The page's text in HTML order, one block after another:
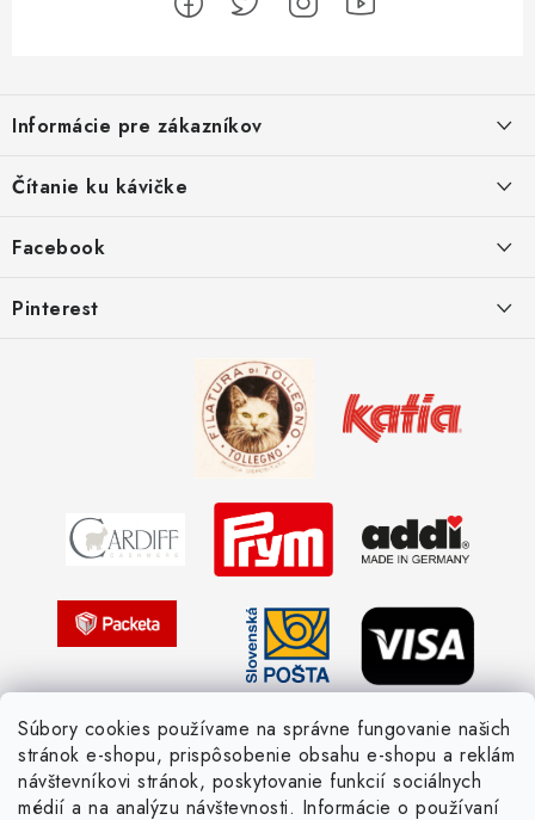
Súbory cookies používame na správne fungovanie našich
stránok e-shopu, prispôsobenie obsahu e-shopu a reklám
návštevníkovi stránok, poskytovanie funkcií sociálnych
médií a na analýzu návštevnosti. Informácie o používaní
p
ä
Informácie pre zákazníkov
Ako sa registrovať
Kedy objednáme nový tovar
Žiadosť dotknutej osoby
Čítanie ku kávičke
Ako sa orientovať v hrúbke priadzí
Pletený slovník anglicky-česky
Pletený slovník česky-anglicky
Facebook
Pinterest